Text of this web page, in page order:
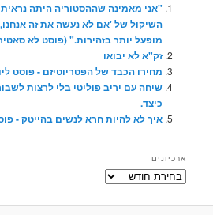
"אני מאמינה שההסטוריה היתה
השיקול של 'אם לא נעשה את זה
מופעל יותר בזהירות." (פוסט לא
זק"א לא יבואו
מחירו הכבד של הפטריוטיזם - פוסט
שיחה עם יריב פוליטי בלי לרצות
כיצד.
איך לא להיות חרא לנשים בהייטק -
ארכיונים
ארכיונים